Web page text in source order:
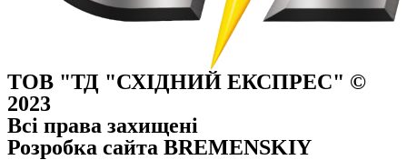
ТОВ "ТД "СХІДНИЙ ЕКСПРЕС" ©
2023
Всі права захищені
Розробка сайта BREMENSKIY